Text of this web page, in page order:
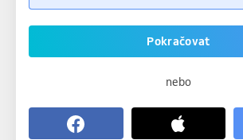
Pokračovat
nebo